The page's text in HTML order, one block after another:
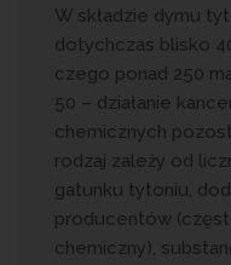
W składzie dymu
dotychczas blisko
czego ponad 250
50 – działanie
chemicznych
rodzaj zależy od
gatunku tytoniu,
producentów
chemiczny),